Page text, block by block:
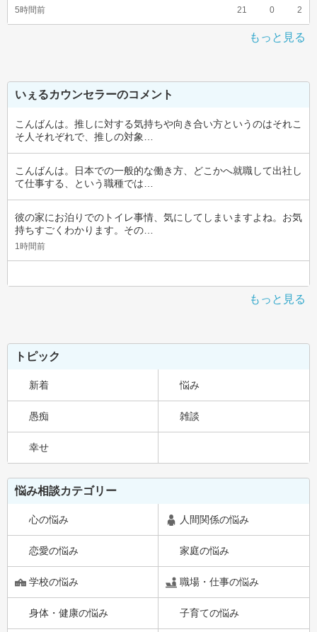
5時間前 21 0 2
もっと見る
いぇるカウンセラーのコメント
こんばんは。推しに対する気持ちや向き合い方というのはそれこ
そ人それぞれで、推しの対象…
こんばんは。日本での一般的な働き方、どこかへ就職して出社し
て仕事する、という職種では…
彼の家にお泊りでのトイレ事情、気にしてしまいますよね。お気
持ちすごくわかります。その…
1時間前
もっと見る
トピック
新着 悩み
愚痴 雑談
幸せ
悩み相談カテゴリー
心の悩み 人間関係の悩み
恋愛の悩み 家庭の悩み
学校の悩み 職場・仕事の悩み
身体・健康の悩み 子育ての悩み